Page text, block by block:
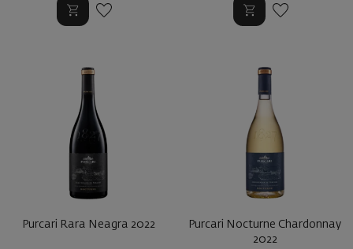
Purcari Rara Neagra 2022
Purcari Nocturne Chardonnay
2022